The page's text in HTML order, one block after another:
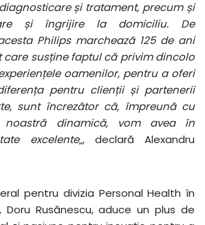
și tratament, precum și
și îngrijire la domiciliu. De
Philips marchează 125 de ani
care susține faptul că privim dincolo
oamenilor, pentru a oferi
pentru clienții și partenerii
sunt încrezător că, împreună cu
dinamică, vom avea în
excelente„, declară Alexandru
pentru divizia Personal Health în
Doru Rusănescu, aduce un plus de